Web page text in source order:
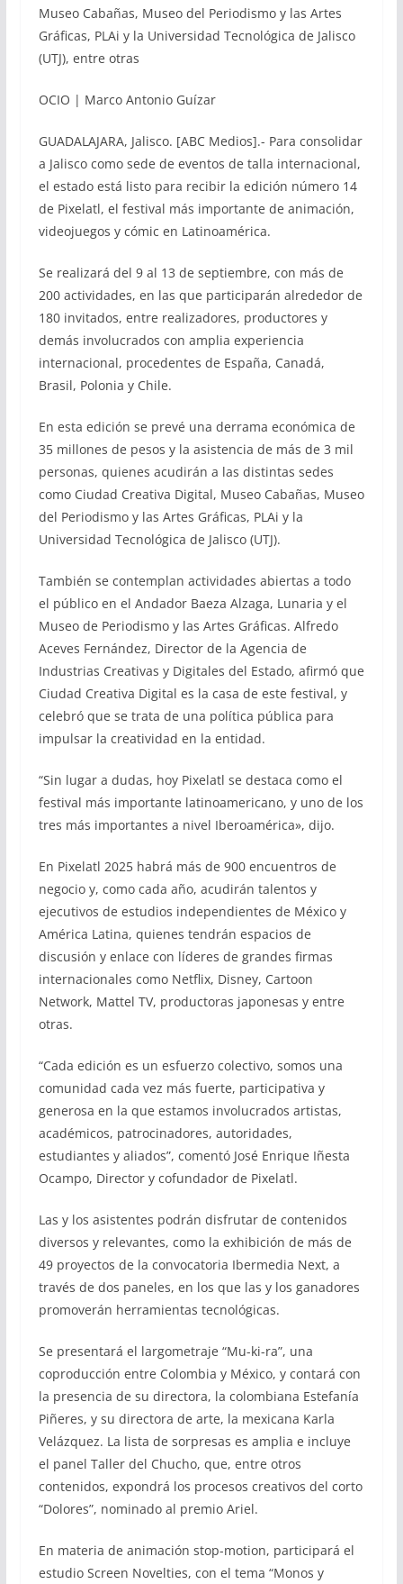
Museo Cabañas, Museo del Periodismo y las Artes
Gráficas, PLAi y la Universidad Tecnológica de Jalisco
(UTJ), entre otras
OCIO | Marco Antonio Guízar
GUADALAJARA, Jalisco. [ABC Medios].- Para consolidar
a Jalisco como sede de eventos de talla internacional,
el estado está listo para recibir la edición número 14
de Pixelatl, el festival más importante de animación,
videojuegos y cómic en Latinoamérica.
Se realizará del 9 al 13 de septiembre, con más de
200 actividades, en las que participarán alrededor de
180 invitados, entre realizadores, productores y
demás involucrados con amplia experiencia
internacional, procedentes de España, Canadá,
Brasil, Polonia y Chile.
En esta edición se prevé una derrama económica de
35 millones de pesos y la asistencia de más de 3 mil
personas, quienes acudirán a las distintas sedes
como Ciudad Creativa Digital, Museo Cabañas, Museo
del Periodismo y las Artes Gráficas, PLAi y la
Universidad Tecnológica de Jalisco (UTJ).
También se contemplan actividades abiertas a todo
el público en el Andador Baeza Alzaga, Lunaria y el
Museo de Periodismo y las Artes Gráficas. Alfredo
Aceves Fernández, Director de la Agencia de
Industrias Creativas y Digitales del Estado, afirmó que
Ciudad Creativa Digital es la casa de este festival, y
celebró que se trata de una política pública para
impulsar la creatividad en la entidad.
“Sin lugar a dudas, hoy Pixelatl se destaca como el
festival más importante latinoamericano, y uno de los
tres más importantes a nivel Iberoamérica», dijo.
En Pixelatl 2025 habrá más de 900 encuentros de
negocio y, como cada año, acudirán talentos y
ejecutivos de estudios independientes de México y
América Latina, quienes tendrán espacios de
discusión y enlace con líderes de grandes firmas
internacionales como Netflix, Disney, Cartoon
Network, Mattel TV, productoras japonesas y entre
otras.
“Cada edición es un esfuerzo colectivo, somos una
comunidad cada vez más fuerte, participativa y
generosa en la que estamos involucrados artistas,
académicos, patrocinadores, autoridades,
estudiantes y aliados”, comentó José Enrique Iñesta
Ocampo, Director y cofundador de Pixelatl.
Las y los asistentes podrán disfrutar de contenidos
diversos y relevantes, como la exhibición de más de
49 proyectos de la convocatoria Ibermedia Next, a
través de dos paneles, en los que las y los ganadores
promoverán herramientas tecnológicas.
Se presentará el largometraje “Mu-ki-ra”, una
coproducción entre Colombia y México, y contará con
la presencia de su directora, la colombiana Estefanía
Piñeres, y su directora de arte, la mexicana Karla
Velázquez. La lista de sorpresas es amplia e incluye
el panel Taller del Chucho, que, entre otros
contenidos, expondrá los procesos creativos del corto
“Dolores”, nominado al premio Ariel.
En materia de animación stop-motion, participará el
estudio Screen Novelties, con el tema “Monos y